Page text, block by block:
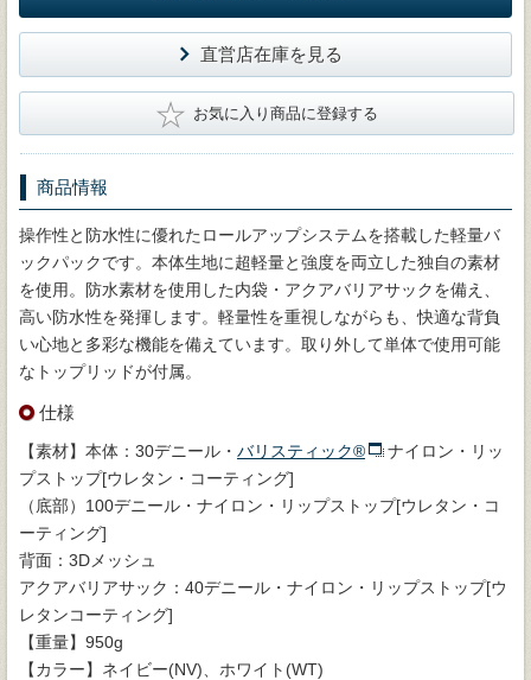
直営店在庫を見る
★ お気に入り商品に登録する
商品情報
操作性と防水性に優れたロールアップシステムを搭載した軽量バ
ックパックです。本体生地に超軽量と強度を両立した独自の素材
を使用。防水素材を使用した内袋・アクアバリアサックを備え、
高い防水性を発揮します。軽量性を重視しながらも、快適な背負
い心地と多彩な機能を備えています。取り外して単体で使用可能
なトップリッドが付属。
仕様
【素材】本体：30デニール・ バリスティック®
ナイロン・リッ
プストップ[ウレタン・コーティング]
（底部）100デニール・ナイロン・リップストップ[ウレタン・コ
ーティング]
背面：3Dメッシュ
アクアバリアサック：40デニール・ナイロン・リップストップ[ウ
レタンコーティング]
【重量】950g
【カラー】ネイビー(NV)、ホワイト(WT)